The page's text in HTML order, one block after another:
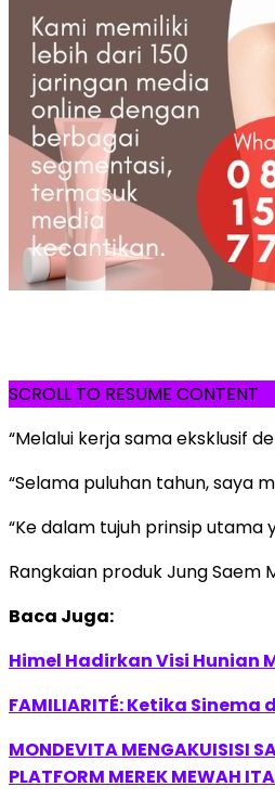
SCROLL TO RESUME CONTENT
“Melalui kerja sama eksklusif
“Selama puluhan tahun, saya
“Ke dalam tujuh prinsip utama
Rangkaian produk Jung Saem
Baca Juga:
Himel Hadirkan Visi Hunian
FAMILIARITÉ: Ketika
MONDEVITA MENGAKUISISI
PLATFORM MEREK MEWAH